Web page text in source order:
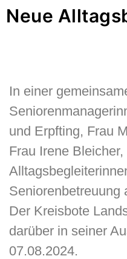
Neue
In einer
und Erpfting, Frau
Frau Irene Bleicher,
Seniorenbetreuung
Der Kreisbote
darüber in seiner
07.08.2024.